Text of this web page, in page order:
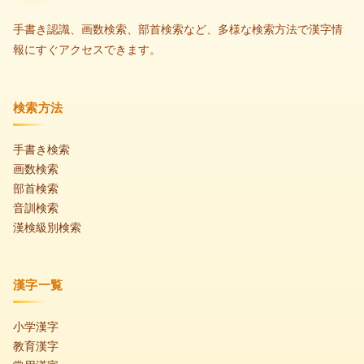
手書き認識、画数検索、部首検索など、多様な検索方法で漢字情
報にすぐアクセスできます。
検索方法
手書き検索
画数検索
部首検索
音訓検索
漢検級別検索
漢字一覧
小学漢字
教育漢字